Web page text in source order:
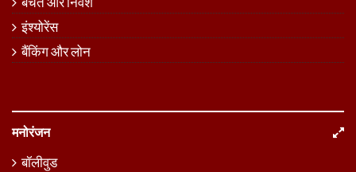
इंश्योरेंस
बैंकिंग और लोन
मनोरंजन
बॉलीवुड